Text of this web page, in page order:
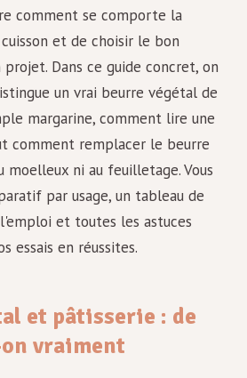
comment se comporte la
et de choisir le bon
Dans ce guide concret, on
un vrai beurre végétal de
margarine, comment lire une
comment remplacer le beurre
moelleux ni au feuilletage. Vous
par usage, un tableau de
et toutes les astuces
essais en réussites.
et pâtisserie : de
vraiment